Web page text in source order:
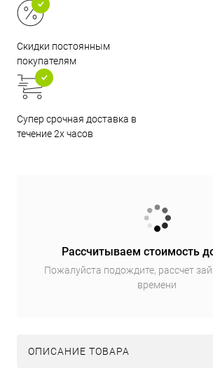
Скидки постоянным
покупателям
Супер срочная доставка в
течение 2х часов
Рассчитываем стоимость
Пожалуйста подождите, рассчет
времени
ОПИСАНИЕ ТОВАРА